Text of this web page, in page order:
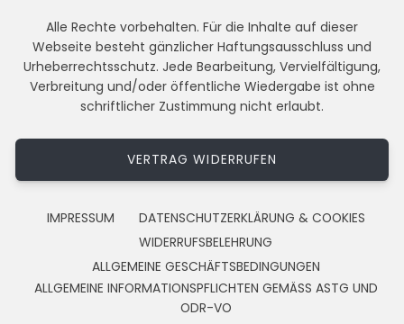
Alle Rechte vorbehalten. Für die Inhalte auf dieser
Webseite besteht gänzlicher Haftungsausschluss und
Urheberrechtsschutz. Jede Bearbeitung, Vervielfältigung,
Verbreitung und/oder öffentliche Wiedergabe ist ohne
schriftlicher Zustimmung nicht erlaubt.
VERTRAG WIDERRUFEN
IMPRESSUM
DATENSCHUTZERKLÄRUNG & COOKIES
WIDERRUFSBELEHRUNG
ALLGEMEINE GESCHÄFTSBEDINGUNGEN
ALLGEMEINE INFORMATIONSPFLICHTEN GEMÄSS ASTG UND
ODR-VO